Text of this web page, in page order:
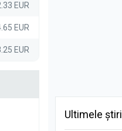
EUR
EUR
EUR
Ultimele știri